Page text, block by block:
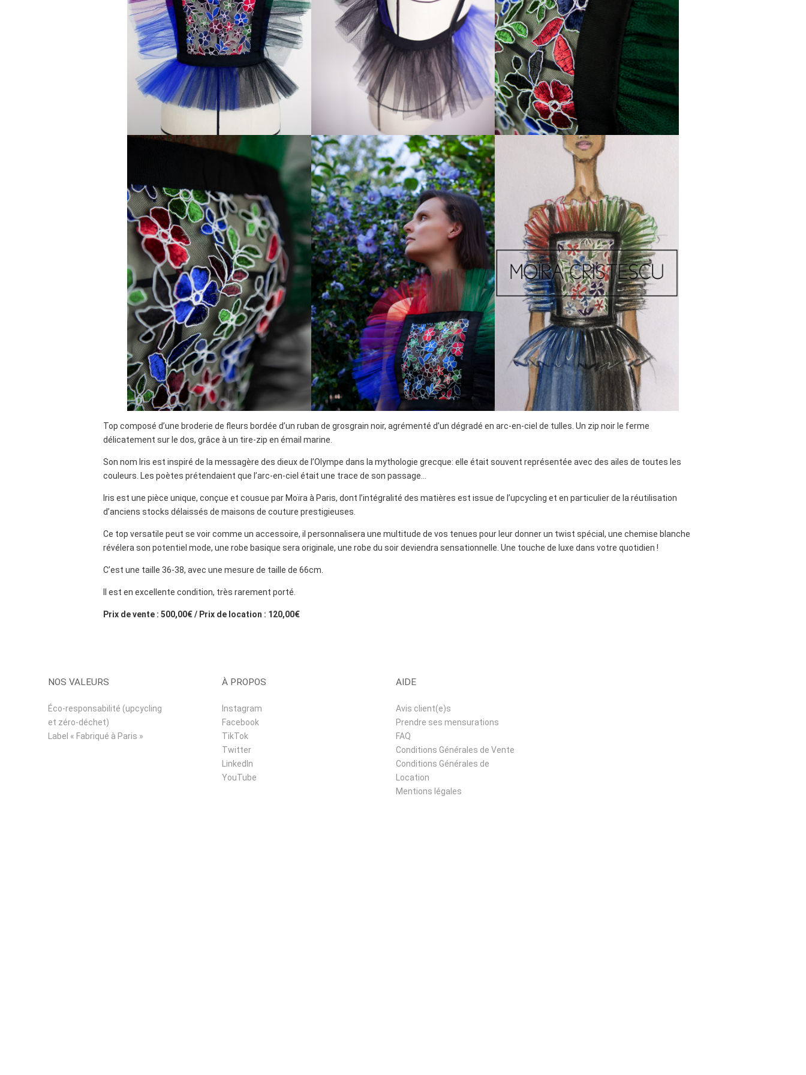
Top composé d’une broderie de fleurs bordée d’un ruban de grosgrain noir, agrémenté d’un dégradé en arc-en-ciel de tulles. Un zip noir le ferme
délicatement sur le dos, grâce à un tire-zip en émail marine.
Son nom Iris est inspiré de la messagère des dieux de l’Olympe dans la mythologie grecque: elle était souvent représentée avec des ailes de toutes les
couleurs. Les poètes prétendaient que l’arc-en-ciel était une trace de son passage…
Iris est une pièce unique, conçue et cousue par Moïra à Paris, dont l’intégralité des matières est issue de l’upcycling et en particulier de la réutilisation
d’anciens stocks délaissés de maisons de couture prestigieuses.
Ce top versatile peut se voir comme un accessoire, il personnalisera une multitude de vos tenues pour leur donner un twist spécial, une chemise blanche
révélera son potentiel mode, une robe basique sera originale, une robe du soir deviendra sensationnelle. Une touche de luxe dans votre quotidien !
C’est une taille 36-38, avec une mesure de taille de 66cm.
Il est en excellente condition, très rarement porté.
Prix de vente : 500,00€ / Prix de location : 120,00€
NOS VALEURS
Éco-responsabilité (upcycling
et zéro-déchet)
Label « Fabriqué à Paris »
À PROPOS
Instagram
Facebook
TikTok
Twitter
LinkedIn
YouTube
AIDE
Avis client(e)s
Prendre ses mensurations
FAQ
Conditions Générales de Vente
Conditions Générales de
Location
Mentions légales